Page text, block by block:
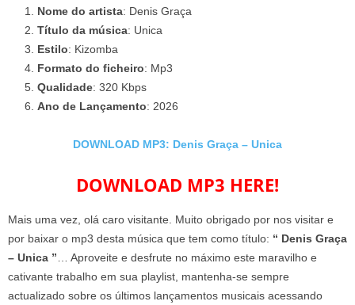
Nome do artista: Denis Graça
Título da música: Unica
Estilo: Kizomba
Formato do ficheiro: Mp3
Qualidade: 320 Kbps
Ano de Lançamento: 2026
DOWNLOAD MP3: Denis Graça – Unica
DOWNLOAD MP3 HERE!
Mais uma vez, olá caro visitante. Muito obrigado por nos visitar e
por baixar o mp3 desta música que tem como título: “ Denis Graça
– Unica ” … Aproveite e desfrute no máximo este maravilho e
cativante trabalho em sua playlist, mantenha-se sempre
actualizado sobre os últimos lançamentos musicais acessando